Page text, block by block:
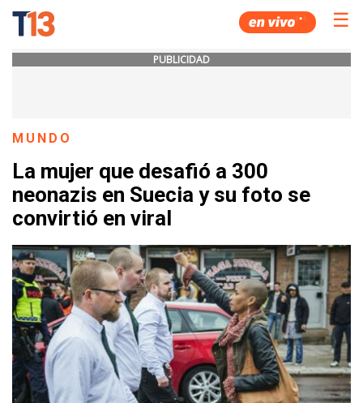
☰
PUBLICIDAD
MUNDO
La mujer que desafió a 300
neonazis en Suecia y su foto se
convirtió en viral